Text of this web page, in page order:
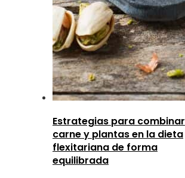
Estrategias para combinar
carne y plantas en la dieta
flexitariana de forma
equilibrada